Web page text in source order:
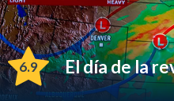
6.9 El día de la